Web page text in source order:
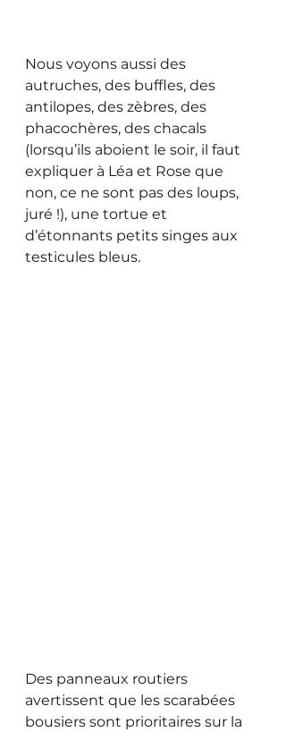
Nous voyons aussi des
autruches, des buffles, des
antilopes, des zèbres, des
phacochères, des chacals
(lorsqu’ils aboient le soir, il faut
expliquer à Léa et Rose que
non, ce ne sont pas des loups,
juré !), une tortue et
d’étonnants petits singes aux
testicules bleus.
Des panneaux routiers
avertissent que les scarabées
bousiers sont prioritaires sur la